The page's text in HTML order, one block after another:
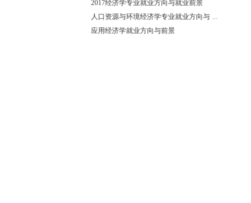
2017经济学专业就业方向与就业前景
人口资源与环境经济学专业就业方向与 ...
应用经济学就业方向与前景